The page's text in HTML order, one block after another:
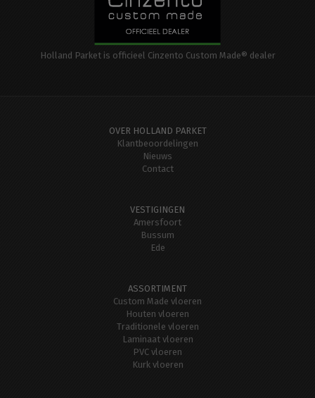
Holland Parket is officieel Cinzento Custom Made® dealer
OVER HOLLAND PARKET
Klantbeoordelingen
Nieuws
Contact
VESTIGINGEN
Amersfoort
Bussum
Ede
ASSORTIMENT
Custom Made vloeren
Houten vloeren
Traditionele vloeren
Laminaat vloeren
PVC vloeren
Kurk vloeren